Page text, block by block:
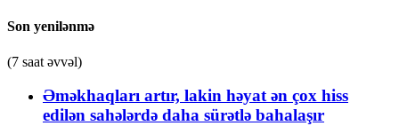
Son yenilənmə
(7 saat əvvəl)
Əməkhaqları artır, lakin həyat ən çox hiss
edilən sahələrdə daha sürətlə bahalaşır